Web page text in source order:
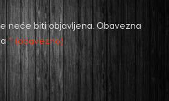
neće biti objavljena. Obavezna
* (obavezno)